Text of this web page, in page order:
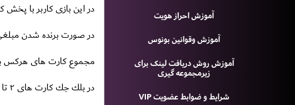
آموزش احراز هویت
آموزش وقوانين بونوس
آموزش روش دریافت لينک براى
زيرمجموعه گيرى
شرایط و ضوابط عضویت VIP
در اين بازى كاربر با
در صورت برنده شدن
مجموع كارت هاى هركس به عدد ٢١ نزديكتر باشد
در بلك جك كارت هاى ٢ تا ١٠ بر مبناى اعداد مندرج بر روى كارت محاسبه مى شود.